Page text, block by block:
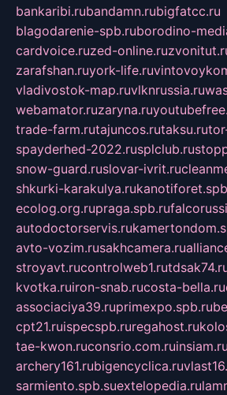
bankaribi.rubandamn.rubigfatcc.ru
blagodarenie-spb.ruborodino-
cardvoice.ruzed-online.ru
zarafshan.ruyork-life.ru
vladivostok-map.ruvlknrussia.ru
webamator.ruzaryna.ru
trade-farm.rutajuncos.rutaksu.ru
spayderhed-2022.rusplclub.ru
snow-guard.ruslovar-ivrit.ru
shkurki-karakulya.ru
ecolog.org.rupraga.spb.ru
autodoctorservis.ru
avto-vozim.rusakhcamera.ru
stroyavt.rucontrolweb1.ru
kvotka.ruiron-snab.rucosta-bella.ru
associaciya39.ruprimexpo.spb.ru
cpt21.ruispecspb.ruregahost.ru
tae-kwon.ruconsrio.com.ruinsiam.ru
archery161.rubigencyclica.ru
sarmiento.spb.suextelopedia.ru